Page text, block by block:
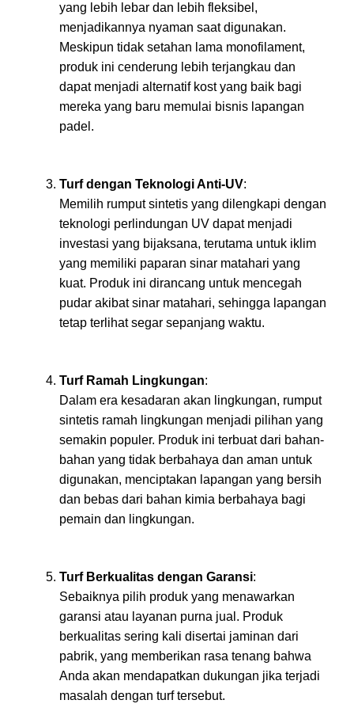
yang lebih lebar dan lebih fleksibel,
menjadikannya nyaman saat digunakan.
Meskipun tidak setahan lama monofilament,
produk ini cenderung lebih terjangkau dan
dapat menjadi alternatif kost yang baik bagi
mereka yang baru memulai bisnis lapangan
padel.
Turf dengan Teknologi Anti-UV:
Memilih rumput sintetis yang dilengkapi dengan
teknologi perlindungan UV dapat menjadi
investasi yang bijaksana, terutama untuk iklim
yang memiliki paparan sinar matahari yang
kuat. Produk ini dirancang untuk mencegah
pudar akibat sinar matahari, sehingga lapangan
tetap terlihat segar sepanjang waktu.
Turf Ramah Lingkungan:
Dalam era kesadaran akan lingkungan, rumput
sintetis ramah lingkungan menjadi pilihan yang
semakin populer. Produk ini terbuat dari bahan-
bahan yang tidak berbahaya dan aman untuk
digunakan, menciptakan lapangan yang bersih
dan bebas dari bahan kimia berbahaya bagi
pemain dan lingkungan.
Turf Berkualitas dengan Garansi:
Sebaiknya pilih produk yang menawarkan
garansi atau layanan purna jual. Produk
berkualitas sering kali disertai jaminan dari
pabrik, yang memberikan rasa tenang bahwa
Anda akan mendapatkan dukungan jika terjadi
masalah dengan turf tersebut.